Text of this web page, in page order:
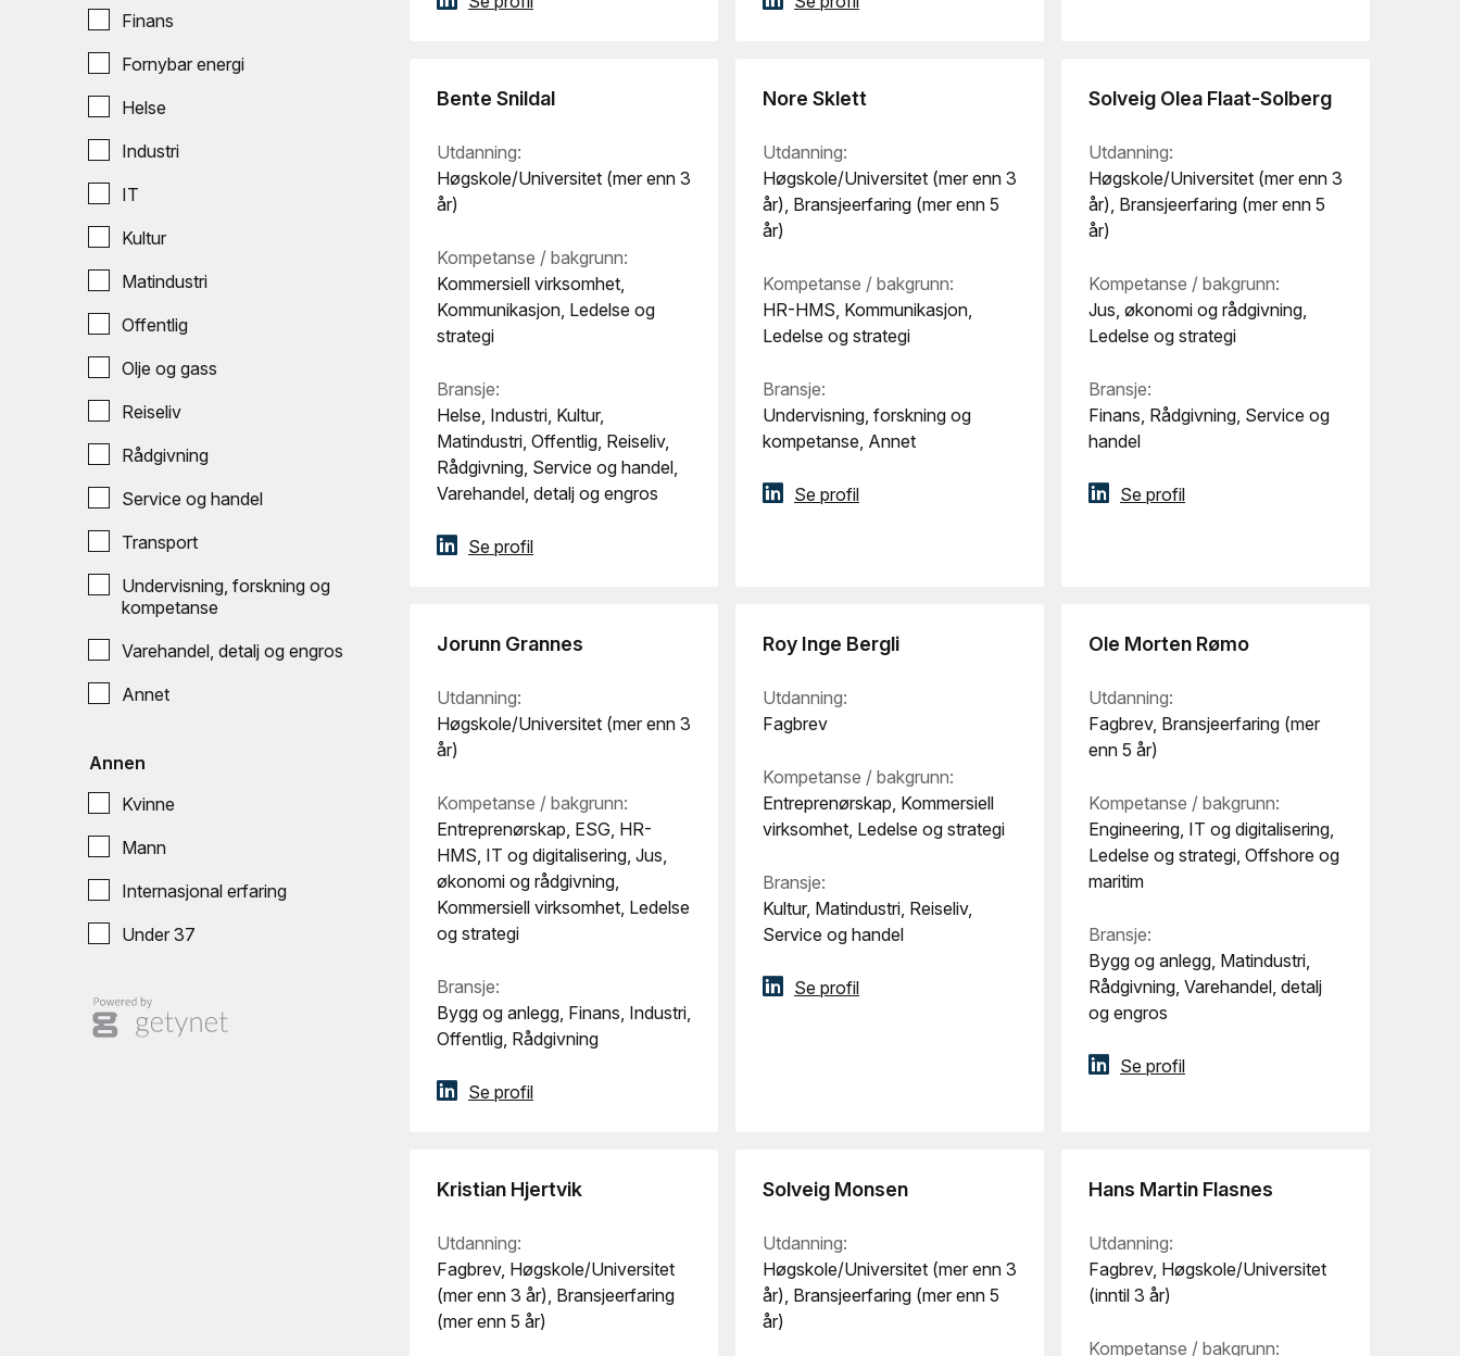
Finans
Fornybar energi
Helse
Industri
IT
Kultur
Matindustri
Offentlig
Olje og gass
Reiseliv
Rådgivning
Service og handel
Transport
Undervisning, forskning og
kompetanse
Varehandel, detalj og engros
Annet
Annen
Kvinne
Mann
Internasjonal erfaring
Under 37
Bente Snildal
Utdanning:
Høgskole/Universitet (mer enn 3
år)
Kompetanse / bakgrunn:
Kommersiell virksomhet,
Kommunikasjon, Ledelse og
strategi
Bransje:
Helse, Industri, Kultur,
Matindustri, Offentlig, Reiseliv,
Rådgivning, Service og handel,
Varehandel, detalj og engros
Se profil
Nore Sklett
Utdanning:
Høgskole/Universitet (mer enn 3
år), Bransjeerfaring (mer enn 5
år)
Kompetanse / bakgrunn:
HR-HMS, Kommunikasjon,
Ledelse og strategi
Bransje:
Undervisning, forskning og
kompetanse, Annet
Se profil
Solveig Olea Flaat-Solberg
Utdanning:
Høgskole/Universitet (mer enn 3
år), Bransjeerfaring (mer enn 5
år)
Kompetanse / bakgrunn:
Jus, økonomi og rådgivning,
Ledelse og strategi
Bransje:
Finans, Rådgivning, Service og
handel
Se profil
Jorunn Grannes
Utdanning:
Høgskole/Universitet (mer enn 3
år)
Kompetanse / bakgrunn:
Entreprenørskap, ESG, HR-
HMS, IT og digitalisering, Jus,
økonomi og rådgivning,
Kommersiell virksomhet, Ledelse
og strategi
Bransje:
Bygg og anlegg, Finans, Industri,
Offentlig, Rådgivning
Se profil
Roy Inge Bergli
Utdanning:
Fagbrev
Kompetanse / bakgrunn:
Entreprenørskap, Kommersiell
virksomhet, Ledelse og strategi
Bransje:
Kultur, Matindustri, Reiseliv,
Service og handel
Se profil
Ole Morten Rømo
Utdanning:
Fagbrev, Bransjeerfaring (mer
enn 5 år)
Kompetanse / bakgrunn:
Engineering, IT og digitalisering,
Ledelse og strategi, Offshore og
maritim
Bransje:
Bygg og anlegg, Matindustri,
Rådgivning, Varehandel, detalj
og engros
Se profil
Kristian Hjertvik
Utdanning:
Fagbrev, Høgskole/Universitet
(mer enn 3 år), Bransjeerfaring
(mer enn 5 år)
Solveig Monsen
Utdanning:
Høgskole/Universitet (mer enn 3
år), Bransjeerfaring (mer enn 5
år)
Hans Martin Flasnes
Utdanning:
Fagbrev, Høgskole/Universitet
(inntil 3 år)
Kompetanse / bakgrunn: